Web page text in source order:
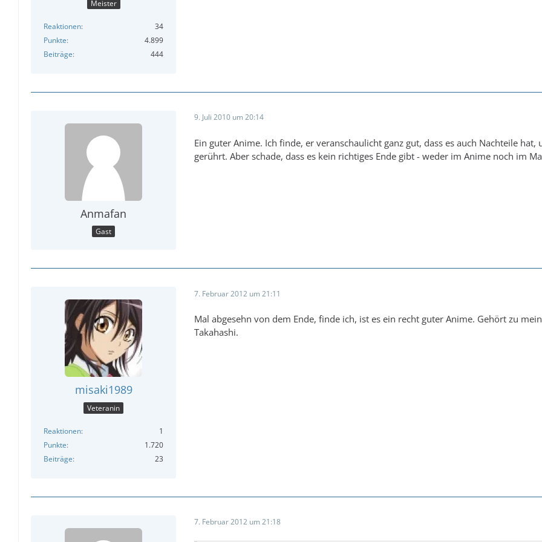
Meister
Reaktionen
34
Punkte
4.899
Beiträge
444
Anmafan
Gast
9. Juli 2010 um 20:14
Ein guter Anime. Ich finde, er veranschaulicht ganz gut, dass es auch Nachteile
gerührt. Aber schade, dass es kein richtiges Ende gibt - weder im Anime noch im
misaki1989
Veteranin
Reaktionen
1
Punkte
1.720
Beiträge
23
7. Februar 2012 um 21:11
Mal abgesehn von dem Ende, finde ich, ist es ein recht guter Anime. Gehört zu
Takahashi.
7. Februar 2012 um 21:18